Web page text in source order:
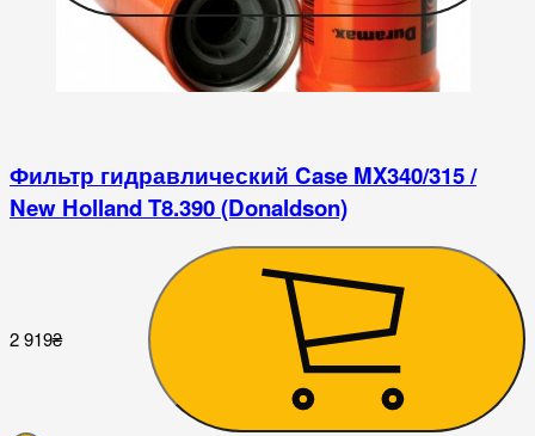
Фильтр гидравлический Case MX340/315 /
New Holland T8.390 (Donaldson)
2 919₴